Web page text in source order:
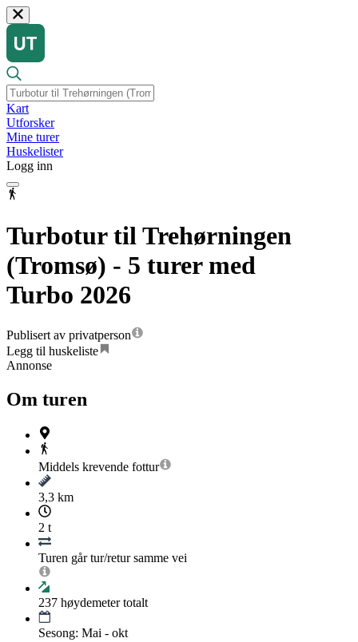
Kart
Utforsker
Mine turer
Huskelister
Logg inn
Turbotur til Trehørningen
(Tromsø) - 5 turer med
Turbo 2026
Publisert av privatperson
Legg til huskeliste
Annonse
Om turen
Middels krevende fottur
3,3 km
2 t
Turen går tur/retur samme vei
237 høydemeter totalt
Sesong: Mai - okt